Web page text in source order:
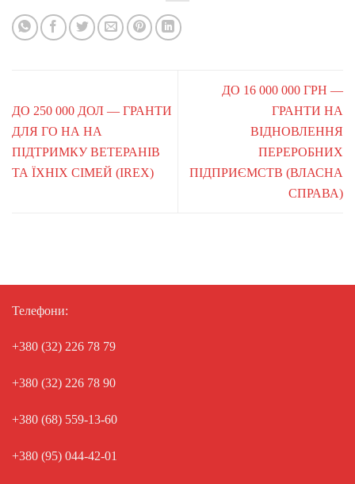
ДО 250 000 ДОЛ — ГРАНТИ
ДЛЯ ГО НА НА
ПІДТРИМКУ ВЕТЕРАНІВ
ТА ЇХНІХ СІМЕЙ (IREX)
ДО 16 000 000 ГРН —
ГРАНТИ НА
ВІДНОВЛЕННЯ
ПЕРЕРОБНИХ
ПІДПРИЄМСТВ (ВЛАСНА
СПРАВА)
Телефони:
+380 (32) 226 78 79
+380 (32) 226 78 90
+380 (68) 559-13-60
+380 (95) 044-42-01